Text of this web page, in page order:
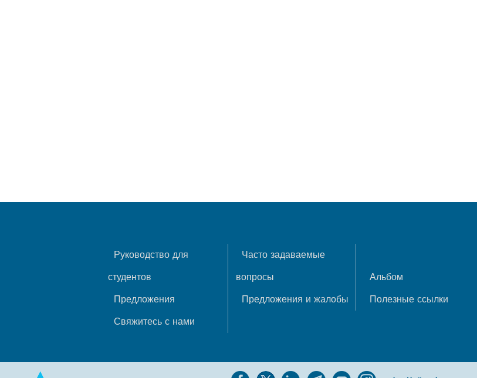
Руководство для
студентов
Часто задаваемые
вопросы
Альбом
Предложения
Предложения и жалобы
Полезные ссылки
Свяжитесь с нами